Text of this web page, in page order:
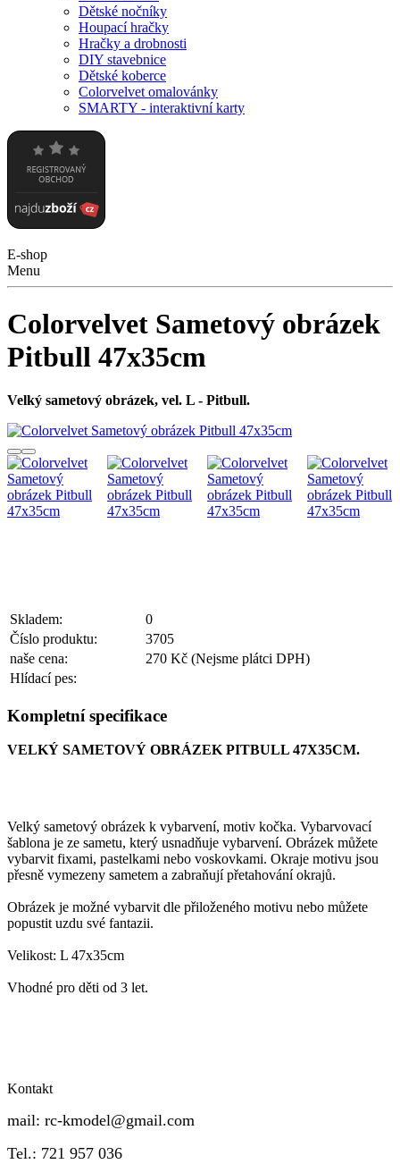
Dětské nočníky
Houpací hračky
Hračky a drobnosti
DIY stavebnice
Dětské koberce
Colorvelvet omalovánky
SMARTY - interaktivní karty
E-shop
Menu
Colorvelvet Sametový obrázek
Pitbull 47x35cm
Velký sametový obrázek, vel. L - Pitbull.
Skladem:
0
Číslo produktu:
3705
naše cena:
270 Kč (Nejsme plátci DPH)
Hlídací pes:
Kompletní specifikace
VELKÝ SAMETOVÝ OBRÁZEK PITBULL 47X35CM.
Velký sametový obrázek k vybarvení, motiv kočka. Vybarvovací
šablona je ze sametu, který usnadňuje vybarvení. Obrázek můžete
vybarvit fixami, pastelkami nebo voskovkami. Okraje motivu jsou
přesně vymezeny sametem a zabraňují přetahování okrajů.
Obrázek je možné vybarvit dle přiloženého motivu nebo můžete
popustit uzdu své fantazii.
Velikost: L 47x35cm
Vhodné pro děti od 3 let.
Kontakt
mail: rc-kmodel@gmail.com
Tel.: 721 957 036